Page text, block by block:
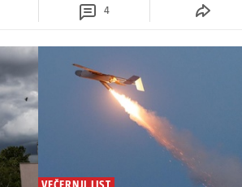
4